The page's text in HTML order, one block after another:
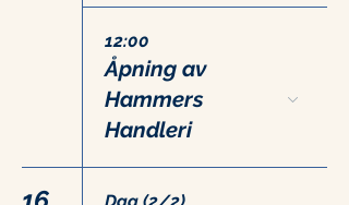
12:00
Åpning av
Hammers
Handleri